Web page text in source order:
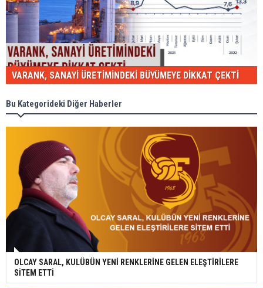
VARANK, SANAYİ ÜRETİMİNDEKİ BÜYÜMEYE DİKKAT ÇEKTİ
Bu Kategorideki Diğer Haberler
OLCAY SARAL, KULÜBÜN YENİ RENKLERİNE GELEN ELEŞTİRİLERE
SİTEM ETTİ